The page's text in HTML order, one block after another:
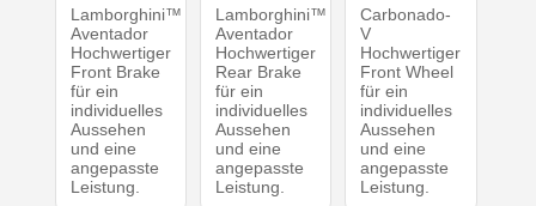
Lamborghini™
Aventador
Hochwertiger
Front Brake
für ein
individuelles
Aussehen
und eine
angepasste
Leistung.
Lamborghini™
Aventador
Hochwertiger
Rear Brake
für ein
individuelles
Aussehen
und eine
angepasste
Leistung.
Carbonado-
V
Hochwertiger
Front Wheel
für ein
individuelles
Aussehen
und eine
angepasste
Leistung.